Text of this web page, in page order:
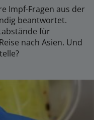
Impf-Fragen aus der
beantwortet.
für
nach Asien. Und